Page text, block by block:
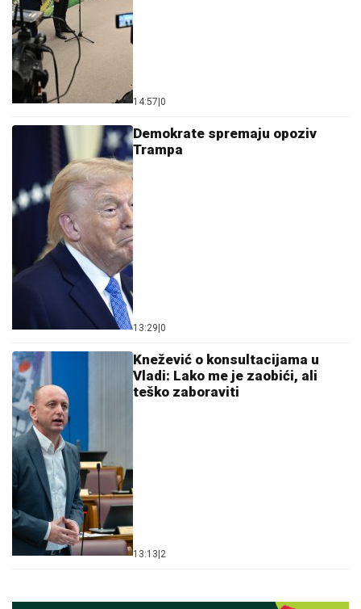
14:57 0
Demokrate spremaju opoziv
Trampa
13:29 0
Knežević o konsultacijama u
Vladi: Lako me je zaobići, ali
teško zaboraviti
13:13 2